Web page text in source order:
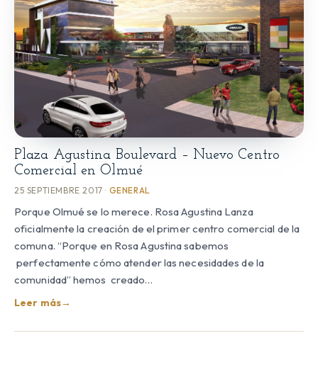
Plaza Agustina Boulevard – Nuevo Centro
Comercial en Olmué
25 SEPTIEMBRE 2017 · GENERAL
Porque Olmué se lo merece. Rosa Agustina Lanza
oficialmente la creación de el primer centro comercial de la
comuna. “Porque en Rosa Agustina sabemos
perfectamente cómo atender las necesidades de la
comunidad” hemos creado…
Leer más→